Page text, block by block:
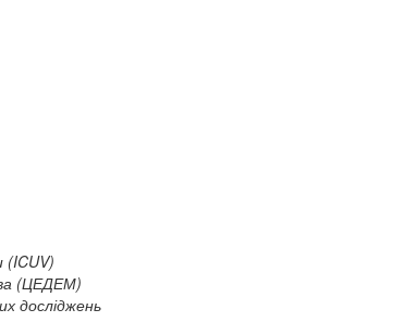
(ICUV)
(ЦЕДЕМ)
досліджень